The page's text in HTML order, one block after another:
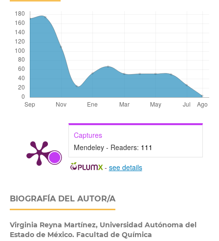
Captures
Mendeley - Readers: 111
- see details
BIOGRAFÍA DEL AUTOR/A
Virginia Reyna Martínez, Universidad Autónoma del
Estado de México. Facultad de Química